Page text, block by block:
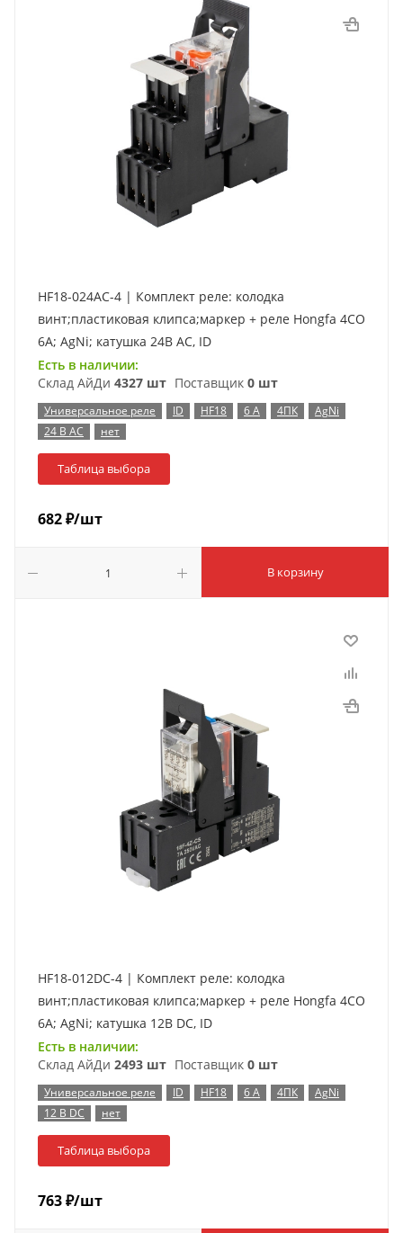
HF18-024AC-4 | Комплект реле: колодка
винт;пластиковая клипса;маркер + реле Hongfa 4CO
6A; AgNi; катушка 24B AC, ID
Есть в наличии:
Склад АйДи 4327 шт Поставщик 0 шт
Универсальное реле ID HF18 6 А 4ПК
AgNi
24 В AC
нет
Таблица выбора
682₽/шт
В корзину
HF18-012DC-4 | Комплект реле: колодка
винт;пластиковая клипса;маркер + реле Hongfa 4CO
6A; AgNi; катушка 12B DC, ID
Есть в наличии:
Склад АйДи 2493 шт Поставщик 0 шт
Универсальное реле ID HF18 6 А 4ПК
AgNi
12 В DC
нет
Таблица выбора
763₽/шт